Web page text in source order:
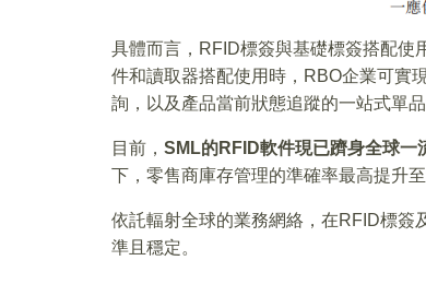
具體而言，RFID標簽與基礎標簽搭配使
件和讀取器搭配使用時，RBO企業可實
詢，以及產品當前狀態追蹤的一站式單
目前， SML的RFID軟件現已躋身全球一
下，零售商庫存管理的準確率最高提升
依託輻射全球的業務網絡，在RFID標簽
準且穩定。